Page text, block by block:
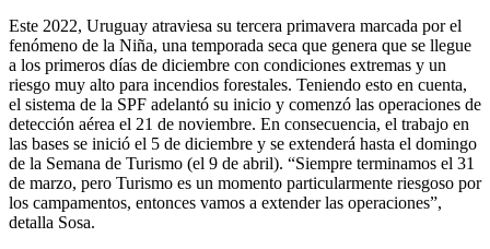
Este 2022, Uruguay atraviesa su tercera primavera marcada por el
fenómeno de la Niña, una temporada seca que genera que se llegue
a los primeros días de diciembre con condiciones extremas y un
riesgo muy alto para incendios forestales. Teniendo esto en cuenta,
el sistema de la SPF adelantó su inicio y comenzó las operaciones de
detección aérea el 21 de noviembre. En consecuencia, el trabajo en
las bases se inició el 5 de diciembre y se extenderá hasta el domingo
de la Semana de Turismo (el 9 de abril). “Siempre terminamos el 31
de marzo, pero Turismo es un momento particularmente riesgoso por
los campamentos, entonces vamos a extender las operaciones”,
detalla Sosa.